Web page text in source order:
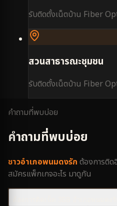
รับติดตั้งเน็ตบ้าน Fiber
สวนสาธารณะชุมชน
รับติดตั้งเน็ตบ้าน Fiber
คำถามที่พบบ่อย
คำถามที่พบบ่อย
ชาวอำเภอพนมดงรัก ต้องการติด
สมัครแพ็กเกจอะไร มาดูกัน